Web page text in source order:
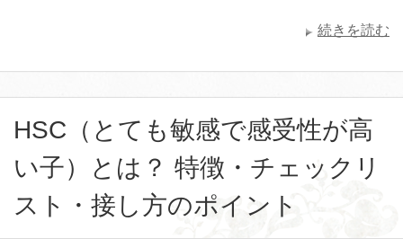
続きを読む
HSC（とても敏感で感受性が高
い子）とは？ 特徴・チェックリ
スト・接し方のポイント